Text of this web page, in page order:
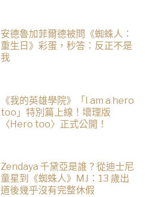
安德魯加菲爾德被問《蜘蛛人：
重生日》彩蛋，秒答：反正不是
我
《我的英雄學院》「I am a hero
too」特別篇上線！壞理版
〈Hero too〉正式公開！
Zendaya 千黛亞是誰？從迪士尼
童星到《蜘蛛人》MJ：13 歲出
道後幾乎沒有完整休假